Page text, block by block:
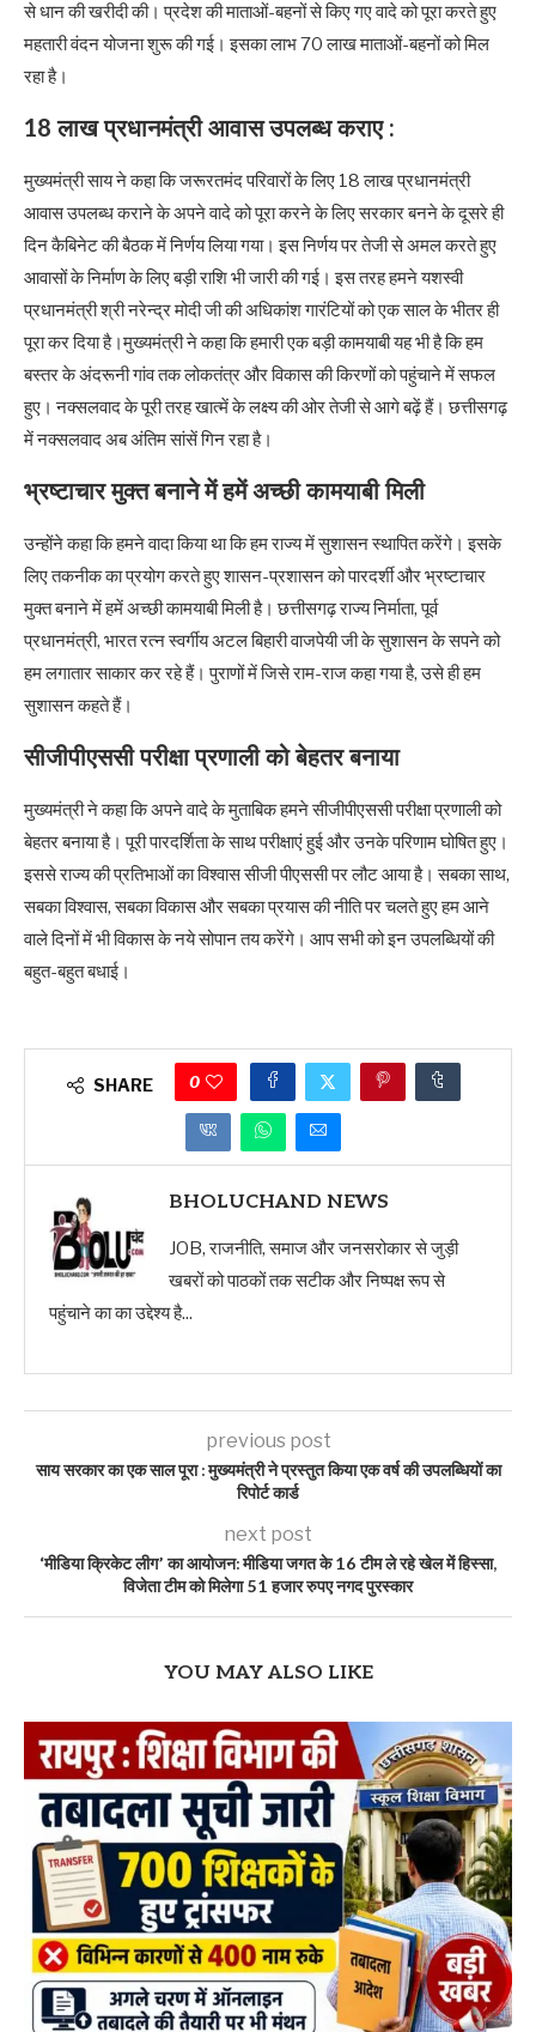
से धान की खरीदी की। प्रदेश की माताओं-बहनों से किए गए वादे को पूरा करते हुए
महतारी वंदन योजना शुरू की गई। इसका लाभ 70 लाख माताओं-बहनों को मिल
रहा है।
18 लाख प्रधानमंत्री आवास उपलब्ध कराए :
मुख्यमंत्री साय ने कहा कि जरूरतमंद परिवारों के लिए 18 लाख प्रधानमंत्री
आवास उपलब्ध कराने के अपने वादे को पूरा करने के लिए सरकार बनने के दूसरे ही
दिन कैबिनेट की बैठक में निर्णय लिया गया। इस निर्णय पर तेजी से अमल करते हुए
आवासों के निर्माण के लिए बड़ी राशि भी जारी की गई। इस तरह हमने यशस्वी
प्रधानमंत्री श्री नरेन्द्र मोदी जी की अधिकांश गारंटियों को एक साल के भीतर ही
पूरा कर दिया है।मुख्यमंत्री ने कहा कि हमारी एक बड़ी कामयाबी यह भी है कि हम
बस्तर के अंदरूनी गांव तक लोकतंत्र और विकास की किरणों को पहुंचाने में सफल
हुए। नक्सलवाद के पूरी तरह खात्में के लक्ष्य की ओर तेजी से आगे बढ़ें हैं। छत्तीसगढ़
में नक्सलवाद अब अंतिम सांसें गिन रहा है।
भ्रष्टाचार मुक्त बनाने में हमें अच्छी कामयाबी मिली
उन्होंने कहा कि हमने वादा किया था कि हम राज्य में सुशासन स्थापित करेंगे। इसके
लिए तकनीक का प्रयोग करते हुए शासन-प्रशासन को पारदर्शी और भ्रष्टाचार
मुक्त बनाने में हमें अच्छी कामयाबी मिली है। छत्तीसगढ़ राज्य निर्माता, पूर्व
प्रधानमंत्री, भारत रत्न स्वर्गीय अटल बिहारी वाजपेयी जी के सुशासन के सपने को
हम लगातार साकार कर रहे हैं। पुराणों में जिसे राम-राज कहा गया है, उसे ही हम
सुशासन कहते हैं।
सीजीपीएससी परीक्षा प्रणाली को बेहतर बनाया
मुख्यमंत्री ने कहा कि अपने वादे के मुताबिक हमने सीजीपीएससी परीक्षा प्रणाली को
बेहतर बनाया है। पूरी पारदर्शिता के साथ परीक्षाएं हुई और उनके परिणाम घोषित हुए।
इससे राज्य की प्रतिभाओं का विश्वास सीजी पीएससी पर लौट आया है। सबका साथ,
सबका विश्वास, सबका विकास और सबका प्रयास की नीति पर चलते हुए हम आने
वाले दिनों में भी विकास के नये सोपान तय करेंगे। आप सभी को इन उपलब्धियों की
बहुत-बहुत बधाई।
SHARE 0
BHOLUCHAND NEWS
JOB, राजनीति, समाज और जनसरोकार से जुड़ी
खबरों को पाठकों तक सटीक और निष्पक्ष रूप से
पहुंचाने का का उद्देश्य है...
previous post
साय सरकार का एक साल पूरा : मुख्यमंत्री ने प्रस्तुत किया एक वर्ष की उपलब्धियों का
रिपोर्ट कार्ड
next post
‘मीडिया क्रिकेट लीग’ का आयोजन: मीडिया जगत के 16 टीम ले रहे खेल में हिस्सा,
विजेता टीम को मिलेगा 51 हजार रुपए नगद पुरस्कार
YOU MAY ALSO LIKE